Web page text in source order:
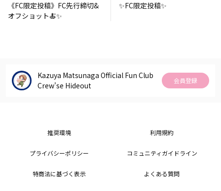
《FC限定投稿》FC先行締切&
オフショット🍝✨
✨FC限定投稿✨
Kazuya Matsunaga Official Fun Club
Crew'se Hideout
会員登録
推奨環境 利用規約
プライバシーポリシー コミュニティガイドライン
特商法に基づく表示 よくある質問